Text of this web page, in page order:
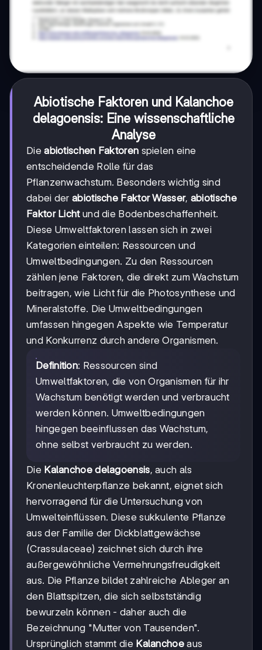
Abiotische Faktoren und Kalanchoe
delagoensis: Eine wissenschaftliche
Analyse
Dieabiotischen Faktoren spielen eine
entscheidende Rolle für das
Pflanzenwachstum. Besonders wichtig sind
dabei derabiotische Faktor Wasser, abiotische
Faktor Lichtund die Bodenbeschaffenheit.
Diese Umweltfaktoren lassen sich in zwei
Kategorien einteilen: Ressourcen und
Umweltbedingungen. Zu den Ressourcen
zählen jene Faktoren, die direkt zum Wachstum
beitragen, wie Licht für die Photosynthese und
Mineralstoffe. Die Umweltbedingungen
umfassen hingegen Aspekte wie Temperatur
und Konkurrenz durch andere Organismen.
Definition: Ressourcen sind
Umweltfaktoren, die von Organismen für ihr
Wachstum benötigt werden und verbraucht
werden können. Umweltbedingungen
hingegen beeinflussen das Wachstum,
ohne selbst verbraucht zu werden.
Die Kalanchoe delagoensis, auch als
Kronenleuchterpflanze bekannt, eignet sich
hervorragend für die Untersuchung von
Umwelteinflüssen. Diese sukkulente Pflanze
aus der Familie der Dickblattgewächse
(Crassulaceae) zeichnet sich durch ihre
außergewöhnliche Vermehrungsfreudigkeit
aus. Die Pflanze bildet zahlreiche Ableger an
den Blattspitzen, die sich selbstständig
bewurzeln können - daher auch die
Bezeichnung "Mutter von Tausenden".
Ursprünglich stammt die Kalanchoeaus